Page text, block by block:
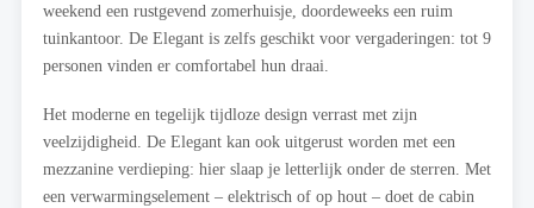
weekend een rustgevend zomerhuisje, doordeweeks een ruim
tuinkantoor. De Elegant is zelfs geschikt voor vergaderingen: tot 9
personen vinden er comfortabel hun draai.
Het moderne en tegelijk tijdloze design verrast met zijn
veelzijdigheid. De Elegant kan ook uitgerust worden met een
mezzanine verdieping: hier slaap je letterlijk onder de sterren. Met
een verwarmingselement – elektrisch of op hout – doet de cabin